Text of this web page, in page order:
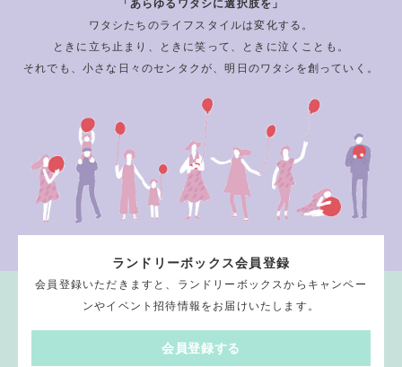
「あらゆるワタシに選択肢を」
ワタシたちのライフスタイルは変化する。
ときに立ち止まり、ときに笑って、ときに泣くことも。
それでも、小さな日々のセンタクが、明日のワタシを創っていく。
ランドリーボックス会員登録
会員登録いただきますと、ランドリーボックスからキャンペー
ンやイベント招待情報をお届けいたします。
会員登録する